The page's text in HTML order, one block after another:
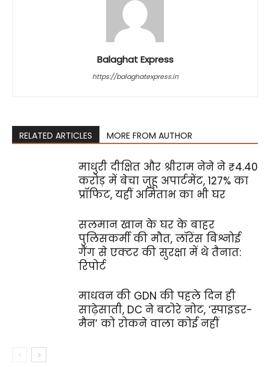
Balaghat Express
https://balaghatexpress.in
RELATED ARTICLES MORE FROM AUTHOR
माधुरी दीक्षित और श्रीराम नेने ने ₹4.40
करोड़ में बेचा जुहू अपार्टमेंट, 127% का
प्रॉफिट, यहीं अमिताभ का भी घर
सलमान खान के घर के बाहर
पुलिसकर्मी की मौत, लॉरेंस बिश्नोई
गैंग से एक्टर की सुरक्षा में थे तैनात:
रिपोर्ट
माधवन की GDN की पहले दिन ही
साढ़ेसाती, DC ने बटोरे नोट, ‘स्पाइडर-
मैन’ को रोकने वाला कोई नहीं